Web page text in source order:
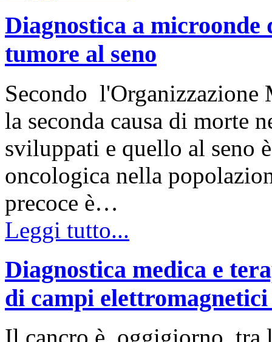
Diagnostica a microonde
tumore al seno
Secondo l'Organizzazione
la seconda causa di morte
sviluppati e quello al seno
oncologica nella
precoce è…
Leggi tutto...
Diagnostica medica e
di campi